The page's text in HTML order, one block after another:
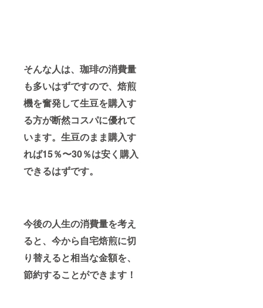
そんな人は、珈琲の消費量
も多いはずですので、焙煎
機を奮発して生豆を購入す
る方が断然コスパに優れて
います。生豆のまま購入す
れば15％〜30％は安く購入
できるはずです。
今後の人生の消費量を考え
ると、今から自宅焙煎に切
り替えると相当な金額を、
節約することができます！